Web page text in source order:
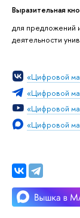
Выразительная
для предложений
деятельности
«Цифровой
«Цифровой
«Цифровой
«Цифровой